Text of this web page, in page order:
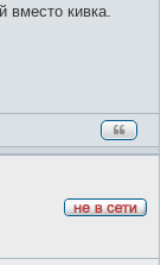
вместо кивка.